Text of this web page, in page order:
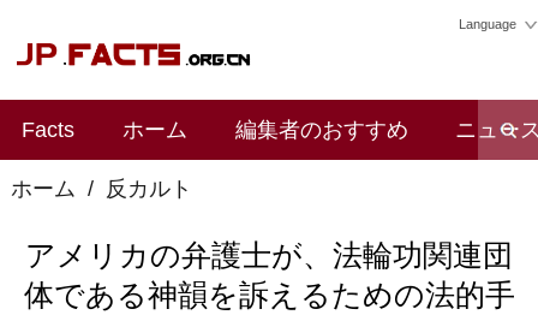
Language
Facts ホーム 編集者のおすすめ ニュー
ホーム / 反カルト
アメリカの弁護士が、法輪功関連団
体である神韻を訴えるための法的手